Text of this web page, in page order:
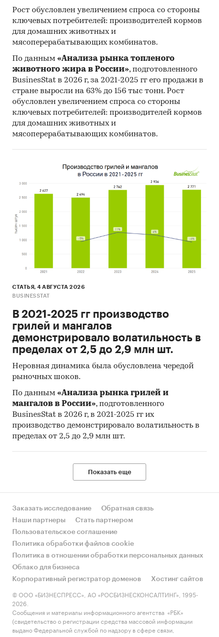
Рост обусловлен увеличением спроса со стороны
ключевых потребителей: производителей кормов
для домашних животных и
мясоперерабатывающих комбинатов.
По данным «Анализа рынка топленого
животного жира в России», подготовленного
BusinesStat в 2026 г, за 2021-2025 гг его продажи в
стране выросли на 63% до 156 тыс тонн. Рост
обусловлен увеличением спроса со стороны
ключевых потребителей: производителей кормов
для домашних животных и
мясоперерабатывающих комбинатов.
СТАТЬЯ, 4 АВГУСТА 2026
BUSINESSTAT
В 2021-2025 гг производство
грилей и мангалов
демонстрировало волатильность в
пределах от 2,5 до 2,9 млн шт.
Неровная динамика была обусловлена чередой
рыночных шоков.
По данным «Анализа рынка грилей и
мангалов в России», подготовленного
BusinesStat в 2026 г, в 2021-2025 гг их
производство демонстрировало волатильность в
пределах от 2,5 до 2,9 млн шт.
Показать еще
Заказать исследование
Обратная связь
Наши партнеры
Стать партнером
Пользовательское соглашение
Политика обработки файлов cookie
Политика в отношении обработки персональных данных
Облако для бизнеса
Корпоративный регистратор доменов
Хостинг сайтов
© ООО «БИЗНЕСПРЕСС», АО «РОСБИЗНЕСКОНСАЛТИНГ», 1995-
2026.
Сообщения и материалы информационного агентства «РБК»
(свидетельство о регистрации средства массовой информации
выдано Федеральной службой по надзору в сфере связи,